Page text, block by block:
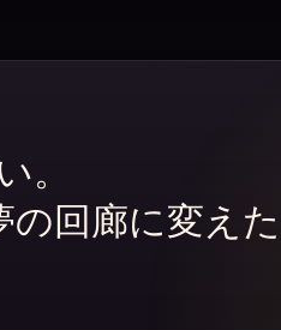
回廊に変え